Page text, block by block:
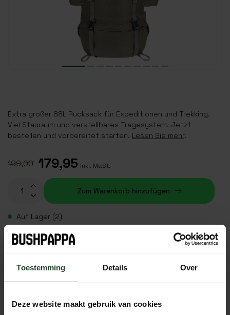
Toestemming Details Over
Deze website maakt gebruik van cookies
Extra großer 88L Rucksack für Expeditionen und Trekking.
Viel Stauraum und verstellbares Tragesystem. Jetzt
bestellen und vorbereitet starten. Lesen Sie mehr.
199,00 179,95 Inkl. MwSt.
Zum Warenkorb hinzufügen
Auf Lager (2)
Plaats je bestelling binnen
, dan wordt je
bestelling vandaag nog verzonden
Kostenloser Versand ab 90 € (NL, BE & DE)
Bestellungen von Mo bis Fr vor 17:00 Uhr werden noch am